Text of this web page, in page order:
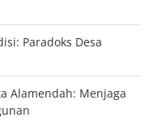
Paradoks Desa
Alamendah: Menjaga